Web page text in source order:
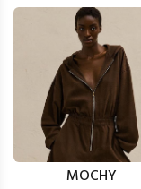
MOCHY